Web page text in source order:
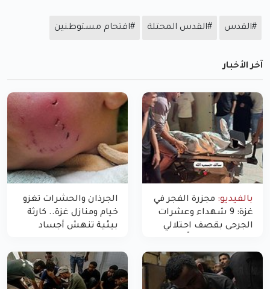
#القدس #القدس المحتلة #اقتحام مستوطنين
آخر الأخبار
بالفيديو: مجزرة الفجر في
غزة: 9 شهداء وعشرات
الجرحى بقصف احتلالي
الجرذان والحشرات تغزو
خيام ومنازل غزة.. كارثة
بيئية تنهش أجساد